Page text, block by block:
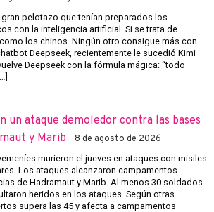
pelotazo que tenían preparados los
con la inteligencia artificial. Si se trata de
los chinos. Ningún otro consigue más con
Deepseek, recientemente le sucedió Kimi
Deepseek con la fórmula mágica: “todo
un ataque demoledor contra las bases
y Marib
8 de agosto de 2026
murieron el jueves en ataques con misiles
Los ataques alcanzaron campamentos
de Hadramaut y Marib. Al menos 30 soldados
heridos en los ataques. Según otras
supera las 45 y afecta a campamentos